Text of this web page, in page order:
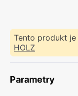
Tento produkt
HOLZ
Parametry